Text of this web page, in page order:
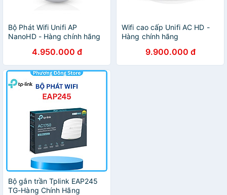
Bộ Phát Wifi Unifi AP
NanoHD - Hàng chính hãng
4.950.000 đ
Wifi cao cấp Unifi AC HD -
Hàng chính hãng
9.900.000 đ
Bộ gắn trần Tplink EAP245
TG-Hàng Chính Hãng